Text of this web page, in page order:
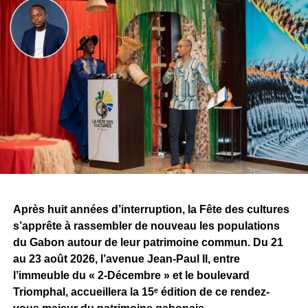
Sur les réseaux sociaux, Tris a accueilli cette nouvelle
étape avec fierté. Il évoque une vision, une ambition
commune et le début d’une aventure qu’il espère
certainement décisive pour la suite de son parcours.
À travers cette signature, le challenge dépasse désormais
la simple confrontation entre producteurs. Il devient aussi
un espace de rencontres et d’opportunités pour les
artistes. Pour Tris, l’une des premières retombées est déjà
concrète, alors même que la compétition n’est pas encore
Reste maintenant à savoir ce que Sean Bridon Music
prépare pour sa nouvelle recrue. Car après cette belle
exposition, le véritable défi sera de proposer des projets
réguliers et solides, capables d’inscrire durablement Tris
au premier plan de la scène musicale gabonaise.
Après huit années d’interruption, la Fête des cultures
s’apprête à rassembler de nouveau les populations
du Gabon autour de leur patrimoine commun. Du 21
au 23 août 2026, l’avenue Jean-Paul II, entre
l’immeuble du « 2-Décembre » et le boulevard
Triomphal, accueillera la 15ᵉ édition de ce rendez-